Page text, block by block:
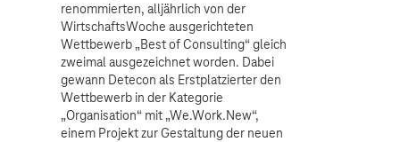
renommierten, alljährlich von der
WirtschaftsWoche ausgerichteten
Wettbewerb „Best of Consulting“ gleich
zweimal ausgezeichnet worden. Dabei
gewann Detecon als Erstplatzierter den
Wettbewerb in der Kategorie
„Organisation“ mit „We.Work.New“,
einem Projekt zur Gestaltung der neuen